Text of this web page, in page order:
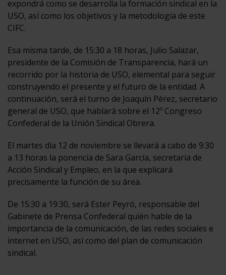
expondrá como se desarrolla la formación sindical en la
USO, así como los objetivos y la metodología de este
CIFC.
Esa misma tarde, de 15:30 a 18 horas, Julio Salazar,
presidente de la Comisión de Transparencia, hará un
recorrido por la historia de USO, elemental para seguir
construyendo el presente y el futuro de la entidad. A
continuación, será el turno de Joaquín Pérez, secretario
general de USO, que hablará sobre el 12º Congreso
Confederal de la Unión Sindical Obrera.
El martes día 12 de noviembre se llevará a cabo de 9:30
a 13 horas la ponencia de Sara García, secretaria de
Acción Sindical y Empleo, en la que explicará
precisamente la función de su área.
De 15:30 a 19:30, será Ester Peyró, responsable del
Gabinete de Prensa Confederal quién hable de la
importancia de la comunicación, de las redes sociales e
internet en USO, así como del plan de comunicación
sindical.